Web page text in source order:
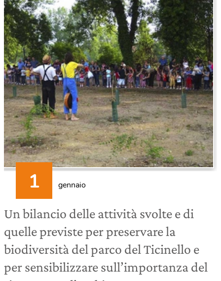
gennaio
Un bilancio delle attività svolte e di
quelle previste per preservare la
biodiversità del parco del Ticinello e
per sensibilizzare sull’importanza del